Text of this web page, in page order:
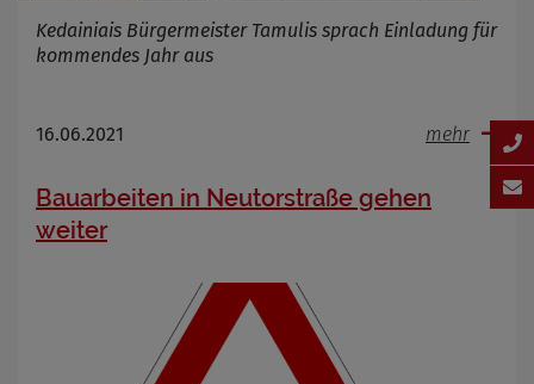
Kedainiais Bürgermeister Tamulis sprach Einladung für
kommendes Jahr aus
16.06.2021 mehr
Bauarbeiten in Neutorstraße gehen
weiter